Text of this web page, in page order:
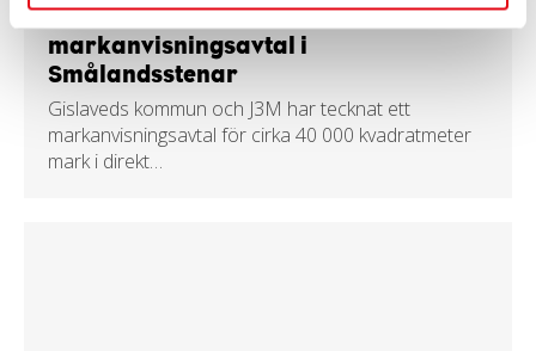
Kommunen och J3M tecknar
markanvisningsavtal i
Smålandsstenar
Gislaveds kommun och J3M har tecknat ett
markanvisningsavtal för cirka 40 000 kvadratmeter
mark i direkt…